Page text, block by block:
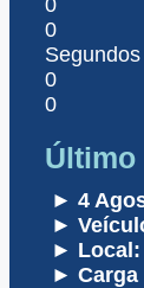
0
0
Segundos
0
0
Último
► 4
►
► Local:
► Carga